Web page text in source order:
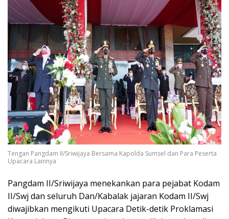
Tengan Pangdam II/Sriwijaya Bersama Kapolda Sumsel dan Para Peserta
Upacara Lainnya
Pangdam II/Sriwijaya menekankan para pejabat Kodam
II/Swj dan seluruh Dan/Kabalak jajaran Kodam II/Swj
diwajibkan mengikuti Upacara Detik-detik Proklamasi